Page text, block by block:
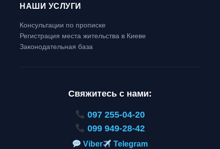
НАШИ УСЛУГИ
Консультации по прописке
Регистрация места жительства в Киеве
Законодательная база
Свяжитесь с нами:
097 255-04-20
099 949-28-42
Viber Telegram